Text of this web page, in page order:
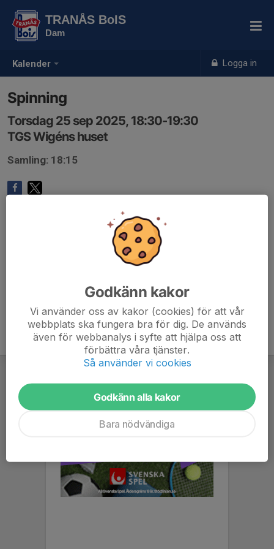
Kalender Logga in
TRANÅS BoIS
Dam
Spinning
Torsdag 25 sep 2025, 18:30-19:30
TGS Wigéns huset
Samling: 18:15
Godkänn kakor
Vi använder oss av kakor (cookies) för att vår
webbplats ska fungera bra för dig. De används
även för webbanalys i syfte att hjälpa oss att
förbättra våra tjänster.
Så använder vi cookies
Godkänn alla kakor
Bara nödvändiga